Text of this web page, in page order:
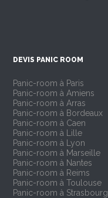
DEVIS PANIC ROOM
Panic-room à Paris
Panic-room à Amiens
Panic-room à Arras
Panic-room à Bordeaux
Panic-room à Caen
Panic-room à Lille
Panic-room à Lyon
Panic-room à Marseille
Panic-room à Nantes
Panic-room à Reims
Panic-room à Toulouse
Panic-room à Strasbourg